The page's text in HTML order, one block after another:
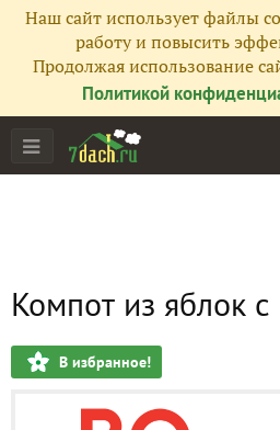
Наш сайт использует файлы
работу и повысить
Продолжая использование
Политикой
Компот из яблок
В избранное!